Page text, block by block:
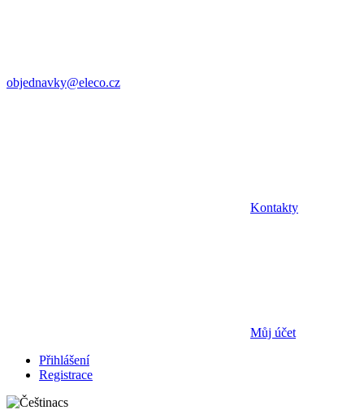
objednavky@eleco.cz
Kontakty
Můj účet
Přihlášení
Registrace
cs